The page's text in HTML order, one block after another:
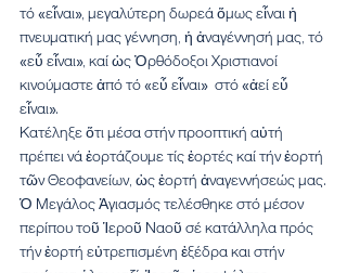
τό «εἶναι», μεγαλύτερη δωρεά ὅμως εἶναι ἡ
πνευματική μας γέννηση, ἡ ἀναγέννησή μας, τό
«εὖ εἶναι», καί ὡς Ὀρθόδοξοι Χριστιανοί
κινούμαστε ἀπό τό «εὖ εἶναι»  στό «ἀεί εὖ
εἶναι».
Κατέληξε ὅτι μέσα στήν προοπτική αὐτή
πρέπει νά ἑορτάζουμε τίς ἑορτές καί τήν ἑορτή
τῶν Θεοφανείων, ὡς ἑορτή ἀναγεννήσεώς μας.
Ὁ Μεγάλος Ἀγιασμός τελέσθηκε στό μέσον
περίπου τοῦ Ἱεροῦ Ναοῦ σέ κατάλληλα πρός
τήν ἑορτή εὐτρεπισμένη ἐξέδρα και στήν